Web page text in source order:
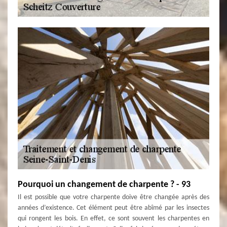
Pourquoi un changement de charpente ? - 93
Il est possible que votre charpente doive être changée après des
années d’existence. Cet élément peut être abîmé par les insectes
qui rongent les bois. En effet, ce sont souvent les charpentes en